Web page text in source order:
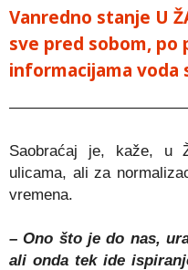
Vanredno stanje U
sve pred sobom, po
informacijama voda
Saobraćaj je, kaže, u
ulicama, ali za
vremena.
– Ono što je do nas,
ali onda tek ide